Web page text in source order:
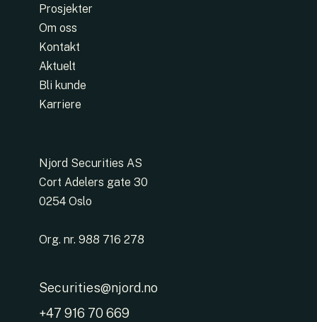
Prosjekter
Om oss
Kontakt
Aktuelt
Bli kunde
Karriere
Njord Securities AS
Cort Adelers gate 30
0254 Oslo
Org. nr. 988 716 278
Securities@njord.no
+47 916 70 669